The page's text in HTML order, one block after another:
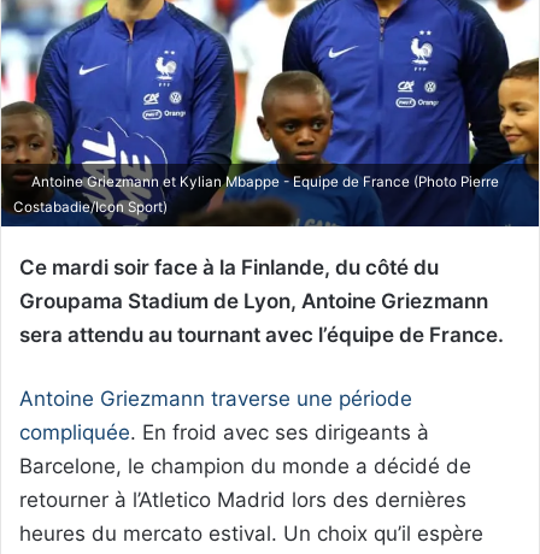
Antoine Griezmann et Kylian Mbappe - Equipe de France (Photo Pierre
Costabadie/Icon Sport)
Ce mardi soir face à la Finlande, du côté du
Groupama Stadium de Lyon, Antoine Griezmann
sera attendu au tournant avec l’équipe de France.
Antoine Griezmann traverse une période
compliquée. En froid avec ses dirigeants à
Barcelone, le champion du monde a décidé de
retourner à l’Atletico Madrid lors des dernières
heures du mercato estival. Un choix qu’il espère